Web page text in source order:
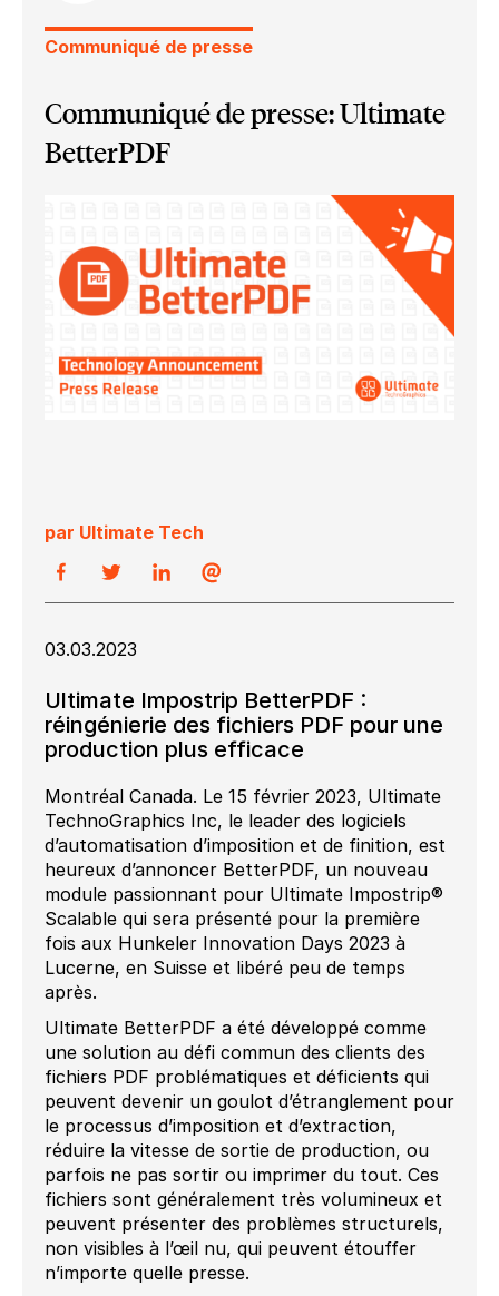
Communiqué de presse
Communiqué de presse: Ultimate
BetterPDF
par Ultimate Tech
03.03.2023
Ultimate Impostrip BetterPDF :
réingénierie des fichiers PDF pour une
production plus efficace
Montréal Canada. Le 15 février 2023, Ultimate
TechnoGraphics Inc, le leader des logiciels
d’automatisation d’imposition et de finition, est
heureux d’annoncer BetterPDF, un nouveau
module passionnant pour Ultimate Impostrip®
Scalable qui sera présenté pour la première
fois aux Hunkeler Innovation Days 2023 à
Lucerne, en Suisse et libéré peu de temps
après.
Ultimate BetterPDF a été développé comme
une solution au défi commun des clients des
fichiers PDF problématiques et déficients qui
peuvent devenir un goulot d’étranglement pour
le processus d’imposition et d’extraction,
réduire la vitesse de sortie de production, ou
parfois ne pas sortir ou imprimer du tout. Ces
fichiers sont généralement très volumineux et
peuvent présenter des problèmes structurels,
non visibles à l’œil nu, qui peuvent étouffer
n’importe quelle presse.